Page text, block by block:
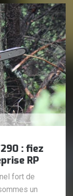
: fiez
RP
fort de
un